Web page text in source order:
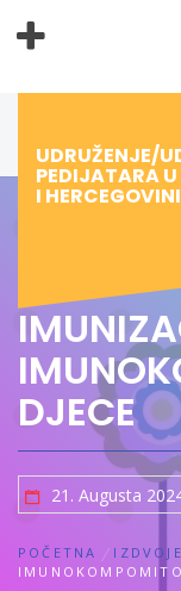
na
UDRUŽENJE/
PEDIJATARA
I HERCEGOVINI
DJECE
21. Augusta
POČETNA